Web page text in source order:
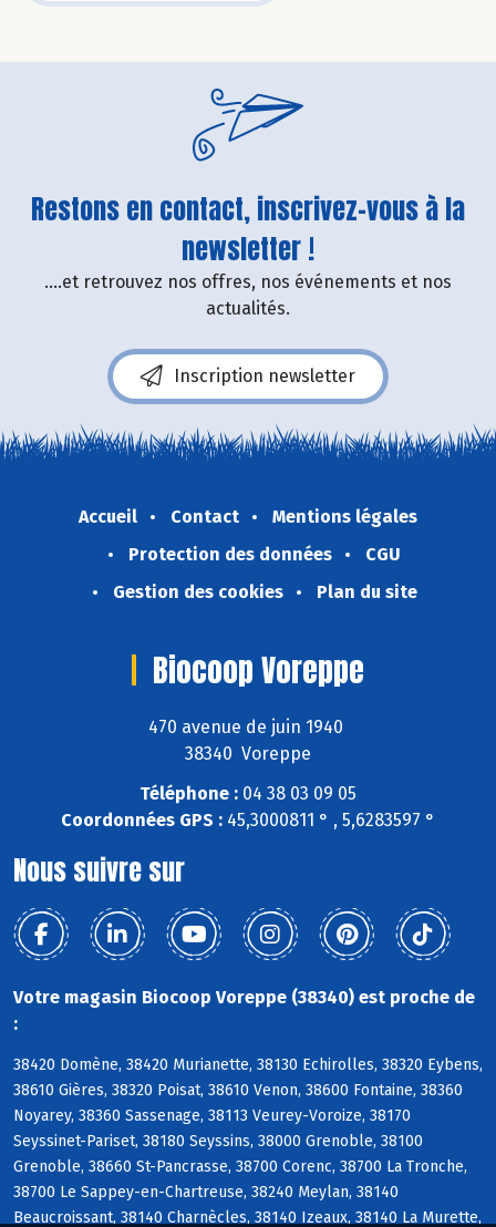
Restons en contact, inscrivez-vous à la
newsletter !
....et retrouvez nos offres, nos événements et nos
actualités.
Inscription newsletter
Accueil Contact
Mentions légales
Protection des données
CGU
Gestion des cookies
Plan du site
Biocoop Voreppe
470 avenue de juin 1940
38340 Voreppe
Téléphone : 04 38 03 09 05
Coordonnées GPS : 45,3000811 ° , 5,6283597 °
Nous suivre sur
Votre magasin Biocoop Voreppe (38340) est proche de
:
38420 Domène, 38420 Murianette, 38130 Echirolles, 38320 Eybens,
38610 Gières, 38320 Poisat, 38610 Venon, 38600 Fontaine, 38360
Noyarey, 38360 Sassenage, 38113 Veurey-Voroize, 38170
Seyssinet-Pariset, 38180 Seyssins, 38000 Grenoble, 38100
Grenoble, 38660 St-Pancrasse, 38700 Corenc, 38700 La Tronche,
38700 Le Sappey-en-Chartreuse, 38240 Meylan, 38140
Beaucroissant, 38140 Charnècles, 38140 Izeaux, 38140 La Murette,